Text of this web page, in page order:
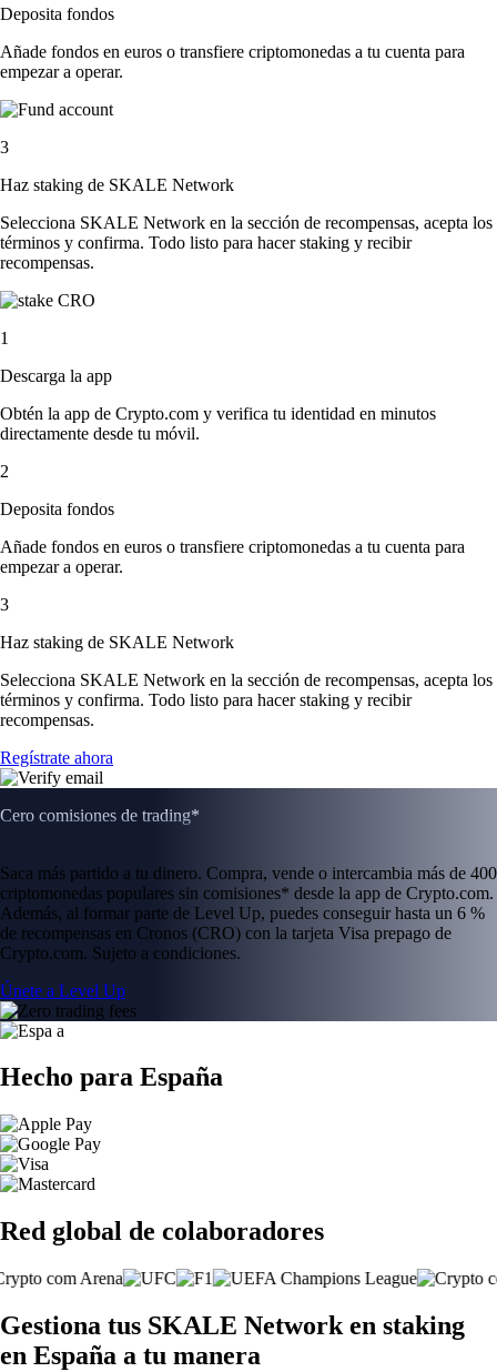
Deposita fondos
Añade fondos en euros o transfiere criptomonedas a tu cuenta para
empezar a operar.
3
Haz staking de SKALE Network
Selecciona SKALE Network en la sección de recompensas, acepta los
términos y confirma. Todo listo para hacer staking y recibir
recompensas.
1
Descarga la app
Obtén la app de Crypto.com y verifica tu identidad en minutos
directamente desde tu móvil.
2
Deposita fondos
Añade fondos en euros o transfiere criptomonedas a tu cuenta para
empezar a operar.
3
Haz staking de SKALE Network
Selecciona SKALE Network en la sección de recompensas, acepta los
términos y confirma. Todo listo para hacer staking y recibir
recompensas.
Regístrate ahora
Cero comisiones de trading*
Saca más partido a tu dinero. Compra, vende o intercambia más de 400
criptomonedas populares sin comisiones* desde la app de Crypto.com.
Además, al formar parte de Level Up, puedes conseguir hasta un 6 %
de recompensas en Cronos (CRO) con la tarjeta Visa prepago de
Crypto.com. Sujeto a condiciones.
Únete a Level Up
Hecho para España
Red global de colaboradores
Gestiona tus SKALE Network en staking
en España a tu manera